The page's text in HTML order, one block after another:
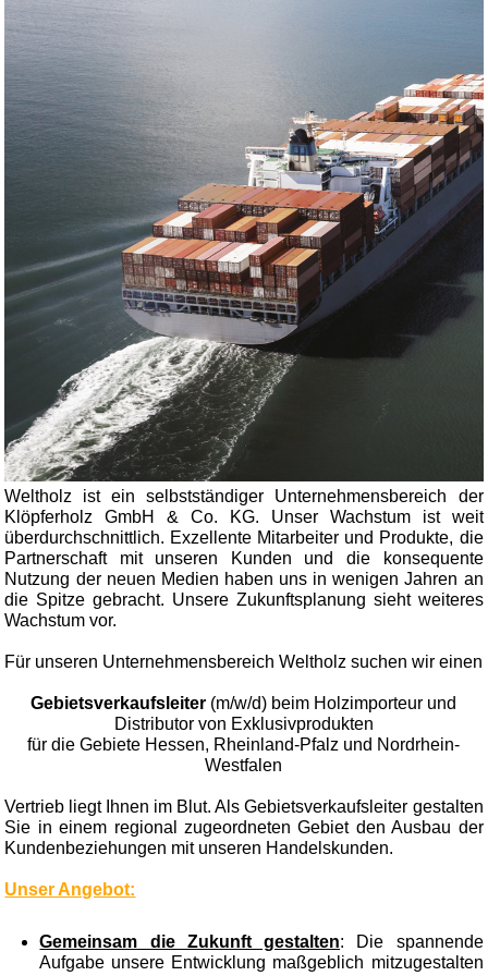
Weltholz ist ein selbstständiger Unternehmensbereich der
Klöpferholz GmbH & Co. KG. Unser Wachstum ist weit
überdurchschnittlich. Exzellente Mitarbeiter und Produkte, die
Partnerschaft mit unseren Kunden und die konsequente
Nutzung der neuen Medien haben uns in wenigen Jahren an
die Spitze gebracht. Unsere Zukunftsplanung sieht weiteres
Wachstum vor.
Für unseren Unternehmensbereich Weltholz suchen wir einen
Gebietsverkaufsleiter (m/w/d) beim Holzimporteur und
Distributor von Exklusivprodukten
für die Gebiete Hessen, Rheinland-Pfalz und Nordrhein-
Westfalen
Vertrieb liegt Ihnen im Blut. Als Gebietsverkaufsleiter gestalten
Sie in einem regional zugeordneten Gebiet den Ausbau der
Kundenbeziehungen mit unseren Handelskunden.
Unser Angebot:
Gemeinsam die Zukunft gestalten: Die spannende
Aufgabe unsere Entwicklung maßgeblich mitzugestalten